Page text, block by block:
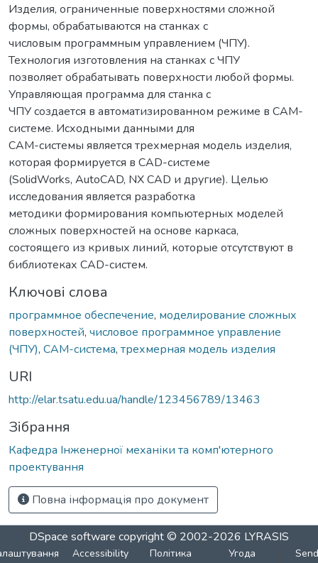
Изделия, ограниченные поверхностями сложной
формы, обрабатываются на станках с
числовым программным управлением (ЧПУ).
Технология изготовления на станках с ЧПУ
позволяет обрабатывать поверхности любой формы.
Управляющая программа для станка с
ЧПУ создается в автоматизированном режиме в CAM-
системе. Исходными данными для
CAM-системы является трехмерная модель изделия,
которая формируется в CAD-системе
(SolidWorks, AutoCAD, NX CAD и другие). Целью
исследования является разработка
методики формирования компьютерных моделей
сложных поверхностей на основе каркаса,
состоящего из кривых линий, которые отсутствуют в
библиотеках CAD-систем.
Ключові слова
программное обеспечение, моделирование сложных
поверхностей, числовое программное управление
(ЧПУ), CAM-система, трехмерная модель изделия
URI
http://elar.tsatu.edu.ua/handle/123456789/13463
Зібрання
Кафедра Інженерної механіки та комп'ютерного
проектування
Повна інформація про документ
DSpace software copyright © 2002-2026 LYRASIS
Accessibility
Політика
Угода
Send